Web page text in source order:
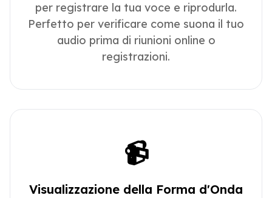
per registrare la tua voce e riprodurla.
Perfetto per verificare come suona il tuo
audio prima di riunioni online o
registrazioni.
📹
Visualizzazione della Forma d'Onda